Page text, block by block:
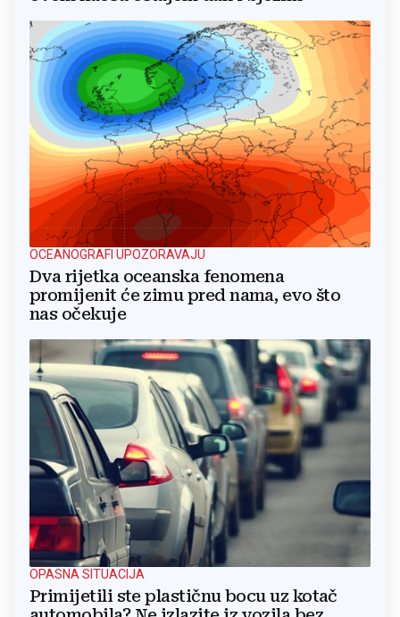
OCEANOGRAFI UPOZORAVAJU
Dva rijetka oceanska fenomena
promijenit će zimu pred nama, evo što
nas očekuje
OPASNA SITUACIJA
Primijetili ste plastičnu bocu uz kotač